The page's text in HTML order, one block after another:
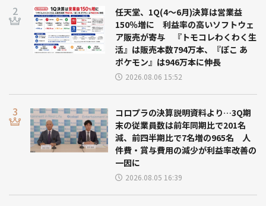
任天堂、1Q(4～6月)決算は営業益
150％増に 利益率の高いソフトウェ
ア販売が寄与 『トモコレわくわく生
活』は販売本数794万本、『ぽこ あ
ポケモン』は946万本に伸長
2026.08.06 15:52
コロプラの決算説明資料より…3Q期
末の従業員数は前年同期比で201名
減、前四半期比で7名増の965名 人
件費・賞与費用の減少が利益率改善の
一因に
2026.08.05 16:39